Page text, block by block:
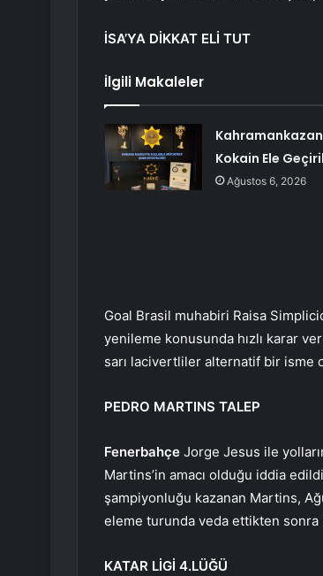
İSA’YA DİKKAT ELİ TUT
İlgili Makaleler
Kokain Ele
Ağustos 6, 2026
Goal Brasil muhabiri Raisa
yenileme konusunda hızlı karar
sarı lacivertliler alternatif bir isme
PEDRO MARTINS TALEP
Fenerbahçe Jorge Jesus ile
Martins’in amacı olduğu iddia
şampiyonluğu kazanan Martins,
eleme turunda veda ettikten
KATAR LİGİ 4.LÜĞÜ